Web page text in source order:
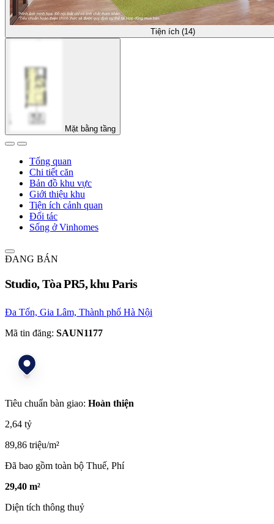
Tiện ích (14)
Mặt bằng tầng
Tổng quan
Chi tiết căn
Bản đồ khu vực
Giới thiệu khu
Tiện ích cảnh quan
Đối tác
Sống ở Vinhomes
ĐANG BÁN
Studio, Tòa PR5, khu Paris
Đa Tốn, Gia Lâm, Thành phố Hà Nội
Mã tin đăng: SAUN1177
Tiêu chuẩn bàn giao: Hoàn thiện
2,64 tỷ
89,86 triệu/m²
Đã bao gồm toàn bộ Thuế, Phí
29,40 m²
Diện tích thông thuỷ